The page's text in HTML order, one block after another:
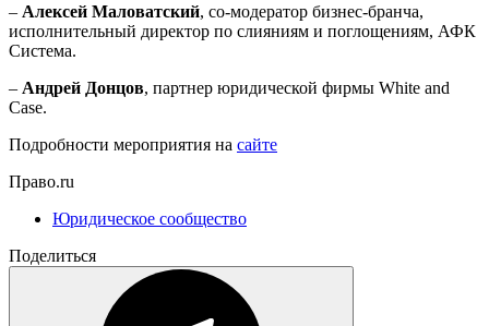
– Алексей Маловатский, со-модератор бизнес-бранча,
исполнительный директор по слияниям и поглощениям, АФК
Сиcтема.
– Андрей Донцов, партнер юридической фирмы White and
Case.
Подробности мероприятия на сайте
Право.ru
Юридическое сообщество
Поделиться